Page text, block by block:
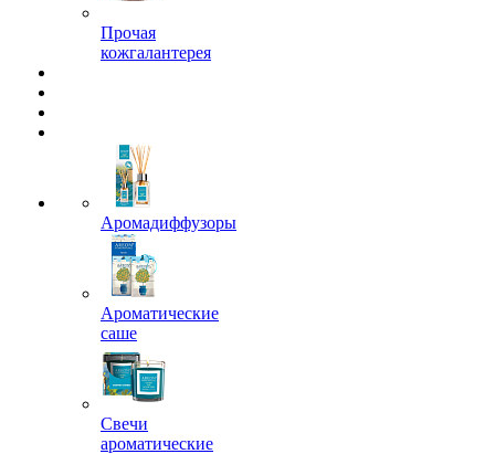
Прочая
кожгалантерея
Аромадиффузоры
Ароматические
саше
Свечи
ароматические